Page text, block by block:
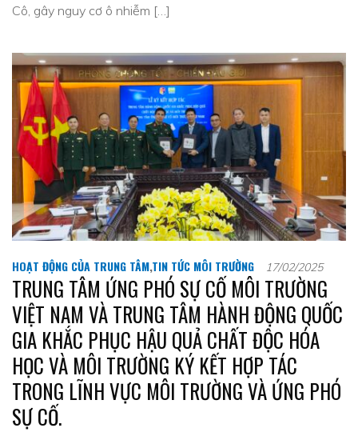
Cô, gây nguy cơ ô nhiễm […]
HOẠT ĐỘNG CỦA TRUNG TÂM,TIN TỨC MÔI TRƯỜNG 17/02/2025
TRUNG TÂM ỨNG PHÓ SỰ CỐ MÔI TRƯỜNG
VIỆT NAM VÀ TRUNG TÂM HÀNH ĐỘNG QUỐC
GIA KHẮC PHỤC HẬU QUẢ CHẤT ĐỘC HÓA
HỌC VÀ MÔI TRƯỜNG KÝ KẾT HỢP TÁC
TRONG LĨNH VỰC MÔI TRƯỜNG VÀ ỨNG PHÓ
SỰ CỐ.